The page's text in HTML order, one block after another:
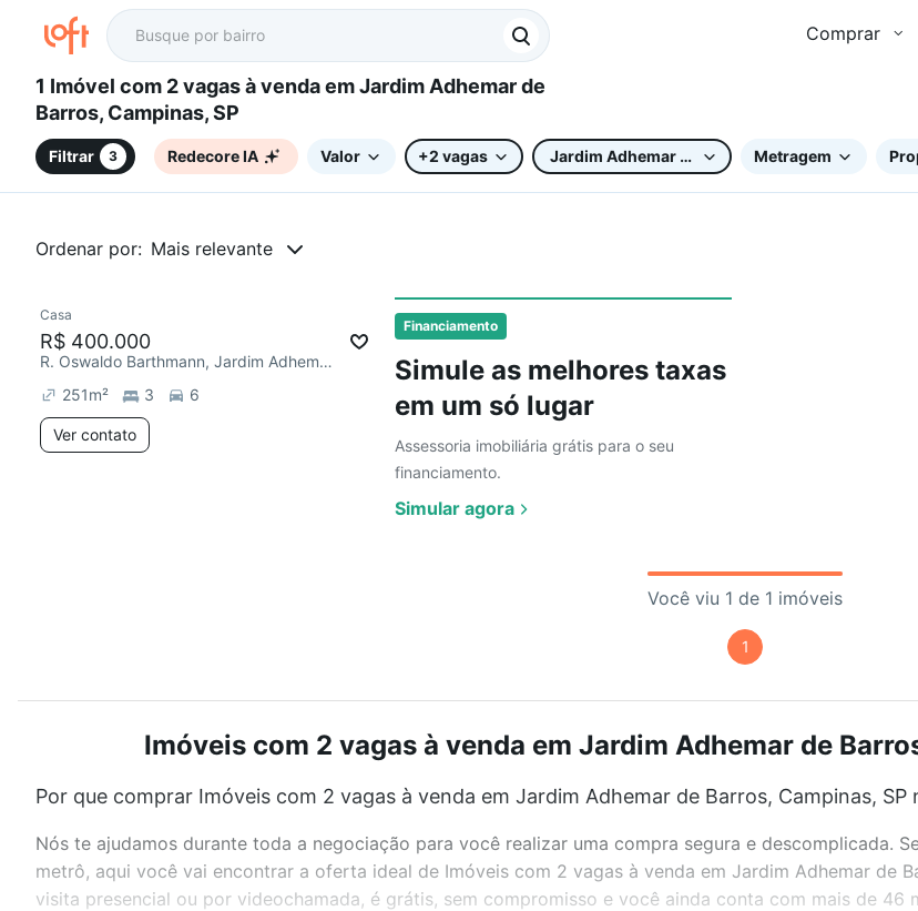
Comprar
1 Imóvel com 2 vagas à venda em Jardim Adhemar de
Barros, Campinas, SP
Filtrar 3 Redecore IA Valor +2 vagas Jardim Adhemar de Barros Metragem
Ordenar por: Mais relevante
Financiamento
Simule as melhores taxas
em um só lugar
Assessoria imobiliária grátis para o seu
financiamento.
Simular agora
Chegou há 1 dia
Casa
R$ 400.000
R. Oswaldo Barthmann, Jardim Adhemar de Barros
251m² 3 6
Ver contato
Você viu 1 de 1 imóveis
1
Imóveis com 2 vagas à venda em Jardim Adhemar de
Por que comprar Imóveis com 2 vagas à venda em Jardim Adhemar de Barros, Campinas, SP
Nós te ajudamos durante toda a negociação para você realizar uma compra segura e descomplicada.
metrô, aqui você vai encontrar a oferta ideal de Imóveis com 2 vagas à venda em Jardim Adhemar de
visita presencial ou por videochamada, é grátis, sem compromisso e você ainda conta com mais de